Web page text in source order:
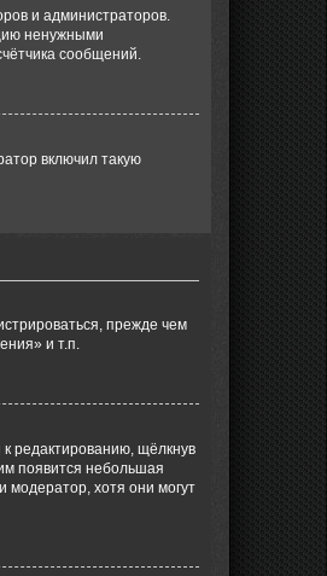
и администраторов.
ненужными
сообщений.
включил такую
прежде чем
и т.п.
редактированию, щёлкнув
появится небольшая
модератор, хотя они могут